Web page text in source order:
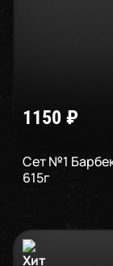
1150 ₽
615г